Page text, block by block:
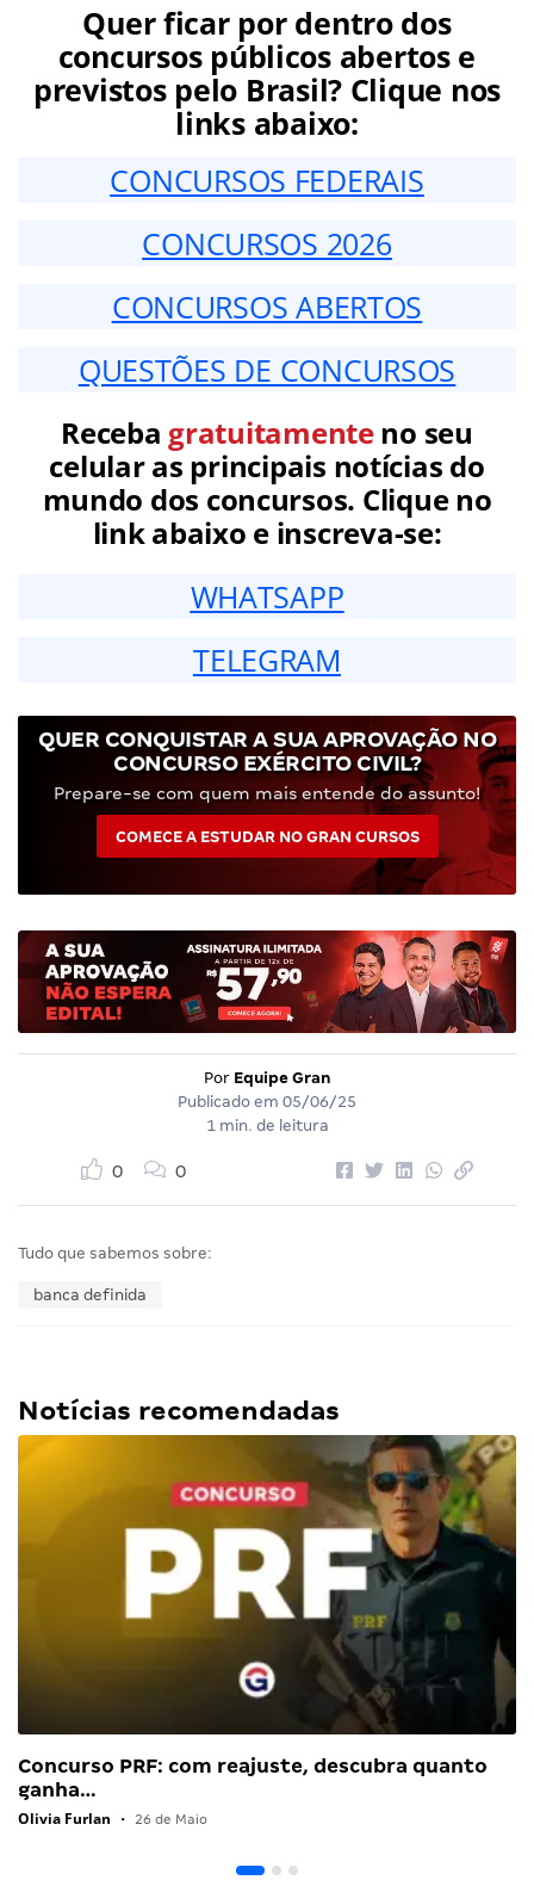
Quer ficar por dentro dos
concursos públicos abertos e
previstos pelo Brasil? Clique nos
links abaixo:
CONCURSOS FEDERAIS
CONCURSOS 2026
CONCURSOS ABERTOS
QUESTÕES DE CONCURSOS
Receba gratuitamenteno seu
celular as principais notícias do
mundo dos concursos. Clique no
link abaixo e inscreva-se:
WHATSAPP
TELEGRAM
QUER CONQUISTAR A SUA APROVAÇÃO NO
CONCURSO EXÉRCITO CIVIL?
Prepare-se com quem mais entende do assunto!
COMECE A ESTUDAR NO GRAN CURSOS
Por Equipe Gran
Publicado em 05/06/25
1 min. de leitura
0 0
Tudo que sabemos sobre:
banca definida
Notícias recomendadas
Concurso PRF: com reajuste, descubra quanto
ganha…
Olivia Furlan • 26 de Maio